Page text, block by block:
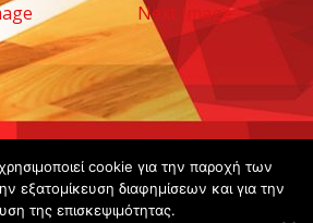
Next Image
Copyright ©
2020 -
Gsperamatosermis.gr
cookie για την παροχή των
εξατομίκευση διαφημίσεων και για την
της επισκεψιμότητας.